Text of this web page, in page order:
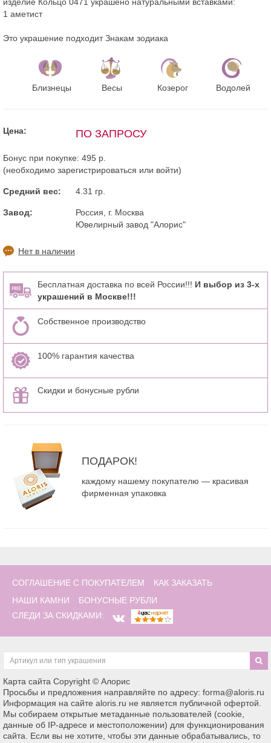
1 аметист
Это украшение подходит Знакам зодиака
Близнецы Весы Козерог Водолей
Цена: ПО ЗАПРОСУ
Бонус при покупке: 495 р.
(необходимо зарегистрироваться или войти)
Средний вес: 4.31 гр.
Завод:
Россия, г. Москва
Ювелирный завод "Алорис"
Нет в наличии
Бесплатная доставка по всей России!!! И выбор из 3-х
украшений в Москве!!!
Собственное производство
100% гарантия качества
Скидки и бонусные рубли
ПОДАРОК!
каждому нашему покупателю — красивая
фирменная упаковка
СОГЛАШЕНИЕ С ПОКУПАТЕЛЕМ
КАК ЗАКАЗАТЬ
НАШИ КАМНИ
БОНУСНЫЕ РУБЛИ
СЛЕДИ ЗА СКИДКАМИ:
Карта сайта Copyright © Алорис
Просьбы и предложения направляйте по адресу: forma@aloris.ru
Информация на сайте aloris.ru не является публичной офертой.
Мы собираем открытые метаданные пользователей (cookie,
данные об IP-адресе и местоположении) для функционирования
сайта. Если вы не хотите, чтобы эти данные обрабатывались, то